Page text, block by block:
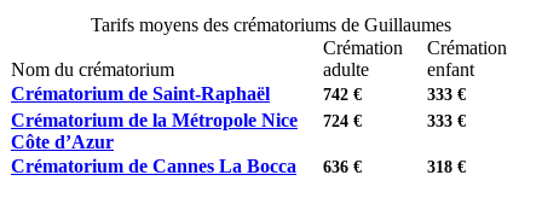
Tarifs moyens des crématoriums de Guillaumes
Nom du crématorium
Crémation
adulte
Crémation
enfant
Crématorium de Saint-Raphaël
742 € 333 €
Crématorium de la Métropole Nice
Côte d’Azur
724 € 333 €
Crématorium de Cannes La Bocca 636 € 318 €